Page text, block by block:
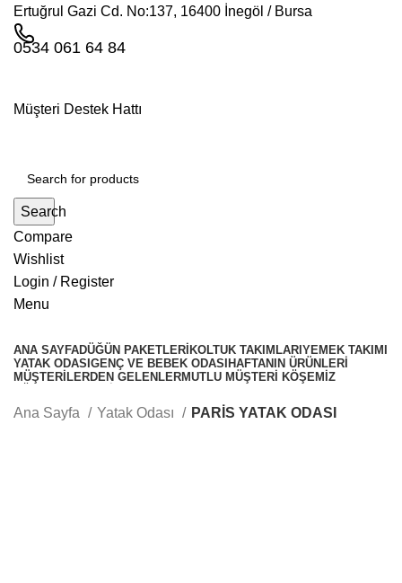
Ertuğrul Gazi Cd. No:137, 16400 İnegöl / Bursa
0534 061 64 84
Müşteri Destek Hattı
Search
Compare
Wishlist
Login / Register
Menu
ANA SAYFADÜĞÜN PAKETLERI KOLTUK TAKIMLARI YEMEK TAKIMI
YATAK ODASI GENÇ VE BEBEK ODASI HAFTANIN ÜRÜNLERI
MÜŞTERILERDEN GELENLERMUTLU MÜŞTERI KÖŞEMIZ
Whatsapp
Ana Sayfa Yatak Odası PARİS YATAK ODASI